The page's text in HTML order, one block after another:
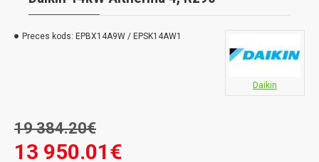
Preces kods: EPBX14A9W / EPSK14AW1
Daikin
13 950.01€
19 384.20€